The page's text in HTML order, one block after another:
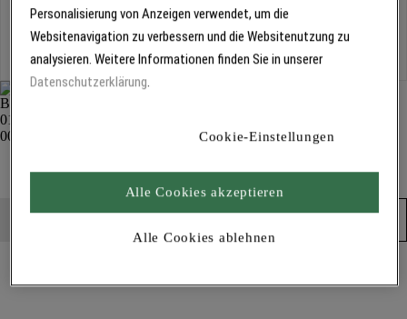
Kostenlose Lieferung
Für Lieferzeiten bitteanmelden
Streichen und Rollen
Produkt in den Warenkorb
Personalisierung von Anzeigen verwendet, um die
Websitenavigation zu verbessern und die Websitenutzung zu
analysieren. Weitere Informationen finden Sie in unserer
Datenschutzerklärung.
Cookie-Einstellungen
Alle Cookies ablehnen
Alle Cookies akzeptieren